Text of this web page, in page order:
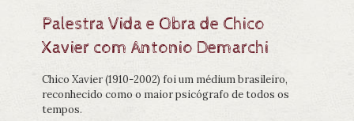
Palestra Vida e Obra de Chico
Xavier com Antonio Demarchi
Chico Xavier (1910-2002) foi um médium brasileiro,
reconhecido como o maior psicógrafo de todos os
tempos.